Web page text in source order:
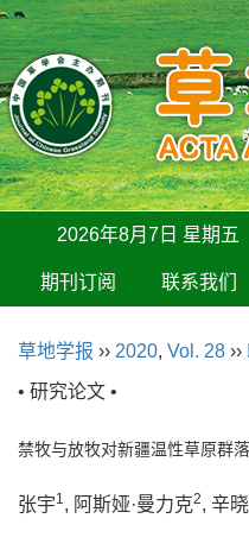
2026年8月7日 星期五
期刊订阅 联系我们
草地学报 ›› 2020, Vol. 28 ››
• 研究论文 •
禁牧与放牧对新疆温性草原群
张宇1, 阿斯娅·曼力克2, 辛